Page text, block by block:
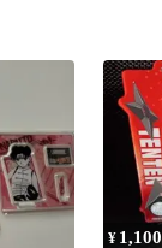
¥ 1,100